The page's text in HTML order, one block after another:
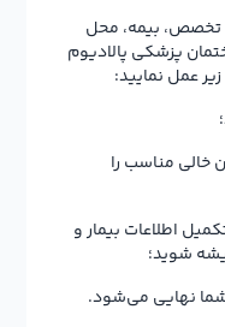
تخصص، بیمه، محل
پزشکی پالادیوم
عمل نمایید:
خالی مناسب را
اطلاعات بیمار و
شوید؛
شما نهایی می‌شود.